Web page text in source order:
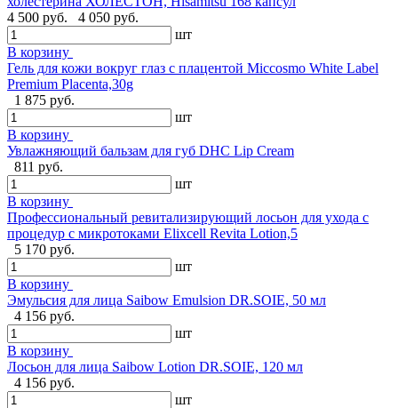
4 500 руб.
4 050 руб.
шт
В корзину
Гель для кожи вокруг глаз с плацентой Miccosmo White Label
Premium Placenta,30g
1 875 руб.
шт
В корзину
Увлажняющий бальзам для губ DHC Lip Cream
811 руб.
шт
В корзину
Профессиональный ревитализирующий лосьон для ухода с
процедур с микротоками Elixcell Revita Lotion,5
5 170 руб.
шт
В корзину
Эмульсия для лица Saibow Emulsion DR.SOIE, 50 мл
4 156 руб.
шт
В корзину
Лосьон для лица Saibow Lotion DR.SOIE, 120 мл
4 156 руб.
шт